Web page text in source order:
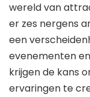
wereld van
er zes nergens
een
evenementen
krijgen de kans
ervaringen te